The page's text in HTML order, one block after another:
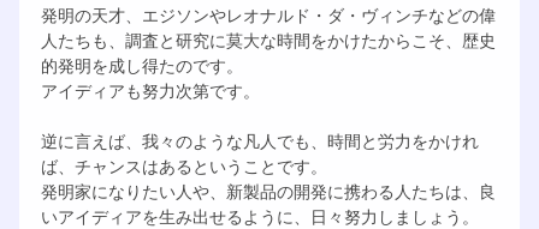
発明の天才、エジソンやレオナルド・ダ・ヴィンチなどの偉
人たちも、調査と研究に莫大な時間をかけたからこそ、歴史
的発明を成し得たのです。
アイディアも努力次第です。
逆に言えば、我々のような凡人でも、時間と労力をかけれ
ば、チャンスはあるということです。
発明家になりたい人や、新製品の開発に携わる人たちは、良
いアイディアを生み出せるように、日々努力しましょう。